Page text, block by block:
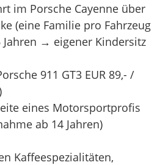
im Porsche Cayenne über
(eine Familie pro Fahrzeug
→ eigener Kindersitz
911 GT3 EUR 89,- /
eines Motorsportprofis
ab 14 Jahren)
Kaffeespezialitäten,